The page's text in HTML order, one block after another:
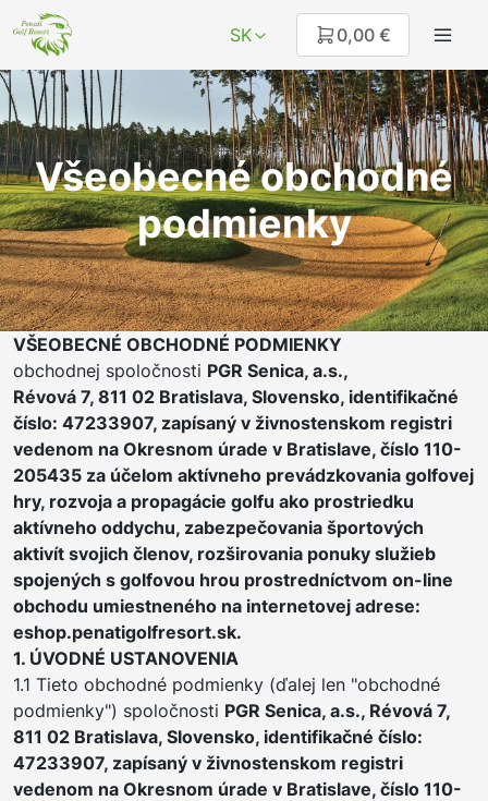
SK 0,00 €
Všeobecné obchodné
podmienky
VŠEOBECNÉ OBCHODNÉ PODMIENKY
obchodnej spoločnosti PGR Senica, a.s.,
Révová 7, 811 02 Bratislava, Slovensko, identifikačné
číslo: 47233907, zapísaný v živnostenskom registri
vedenom na Okresnom úrade v Bratislave, číslo 110-
205435 za účelom aktívneho prevádzkovania golfovej
hry, rozvoja a propagácie golfu ako prostriedku
aktívneho oddychu, zabezpečovania športových
aktivít svojich členov, rozširovania ponuky služieb
spojených s golfovou hrou prostredníctvom on-line
obchodu umiestneného na internetovej adrese:
eshop.penatigolfresort.sk.
1. ÚVODNÉ USTANOVENIA
1.1 Tieto obchodné podmienky (ďalej len "obchodné
podmienky") spoločnosti PGR Senica, a.s., Révová 7,
811 02 Bratislava, Slovensko, identifikačné číslo:
47233907, zapísaný v živnostenskom registri
vedenom na Okresnom úrade v Bratislave, číslo 110-